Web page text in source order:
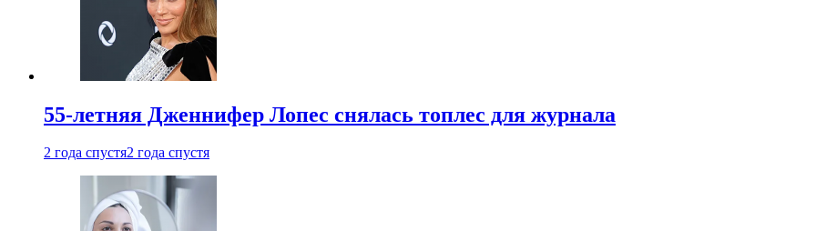
55-летняя Дженнифер Лопес снялась топлес для журнала
2 года спустя2 года спустя